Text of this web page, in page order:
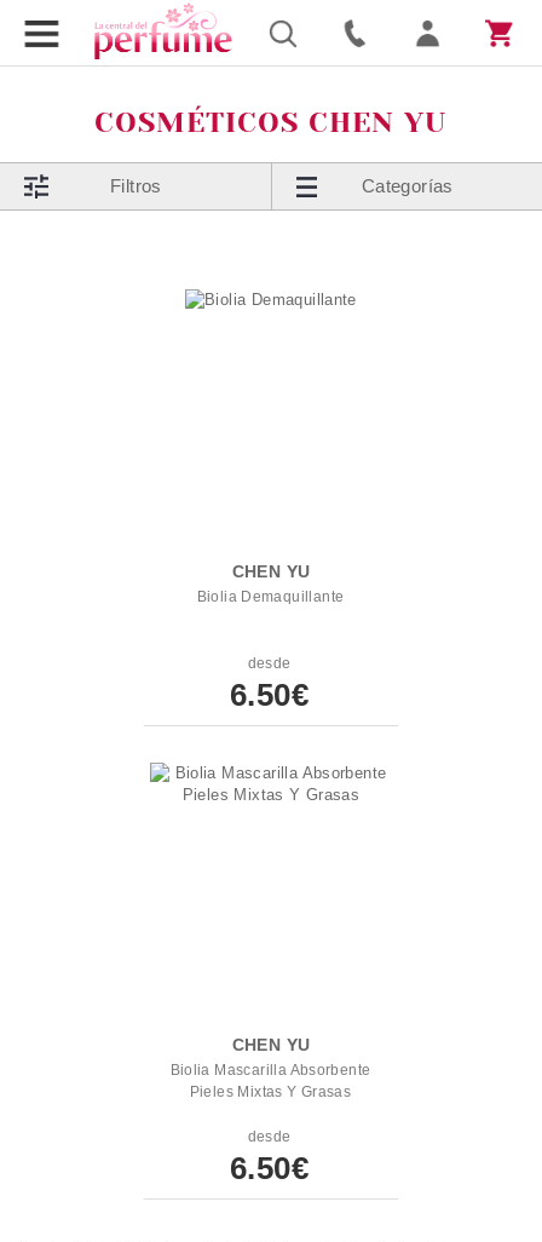
COSMÉTICOS CHEN YU
Filtros Categorías
CHEN YU
Biolia Demaquillante
desde
6.50€
CHEN YU
Biolia Mascarilla Absorbente
Pieles Mixtas Y Grasas
desde
6.50€